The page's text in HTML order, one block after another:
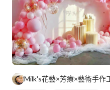
Milk's花藝×芳療×藝術手作